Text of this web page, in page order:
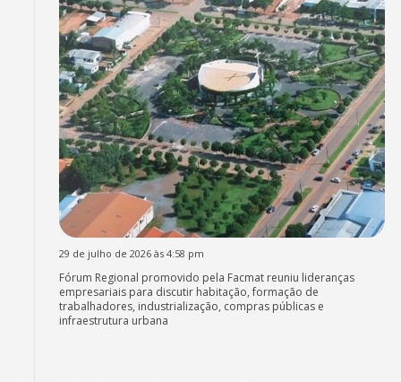
29 de julho de 2026 às 4:58 pm
Fórum Regional promovido pela Facmat reuniu lideranças
empresariais para discutir habitação, formação de
trabalhadores, industrialização, compras públicas e
infraestrutura urbana